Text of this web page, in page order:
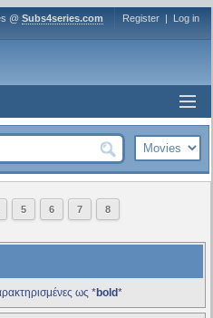
@ Subs4series.com Register | Log in
5 6 7 8
ως *bold*